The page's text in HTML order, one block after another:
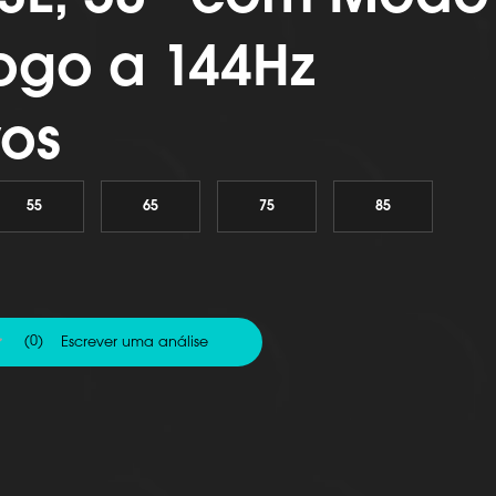
a 144Hz
55 65 75 85
(0) Escrever uma análise